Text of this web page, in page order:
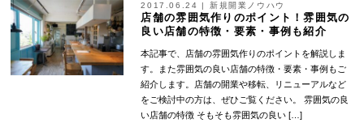
2017.06.24 新規開業ノウハウ
店舗の雰囲気作りのポイント！雰囲気の
良い店舗の特徴・要素・事例も紹介
本記事で、店舗の雰囲気作りのポイントを解説しま
す。また雰囲気の良い店舗の特徴・要素・事例もご
紹介します。店舗の開業や移転、リニューアルなど
をご検討中の方は、ぜひご覧ください。 雰囲気の良
い店舗の特徴 そもそも雰囲気の良い […]